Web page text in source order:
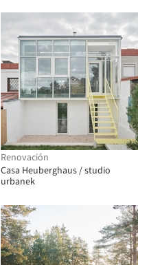
Renovación
Casa Heuberghaus / studio
urbanek